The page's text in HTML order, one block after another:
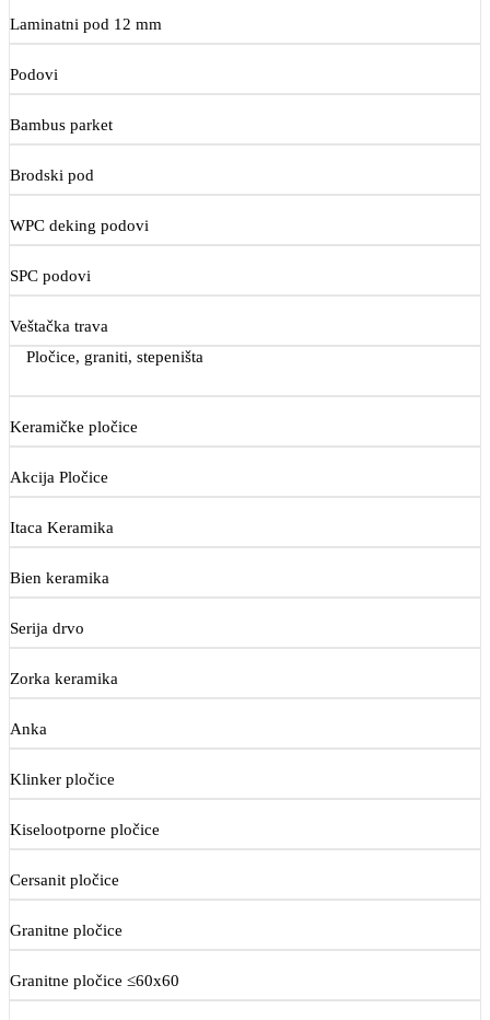
Laminatni pod 12 mm
Podovi
Bambus parket
Brodski pod
WPC deking podovi
SPC podovi
Veštačka trava
Pločice, graniti, stepeništa
Keramičke pločice
Akcija Pločice
Itaca Keramika
Bien keramika
Serija drvo
Zorka keramika
Anka
Klinker pločice
Kiselootporne pločice
Cersanit pločice
Granitne pločice
Granitne pločice ≤60x60